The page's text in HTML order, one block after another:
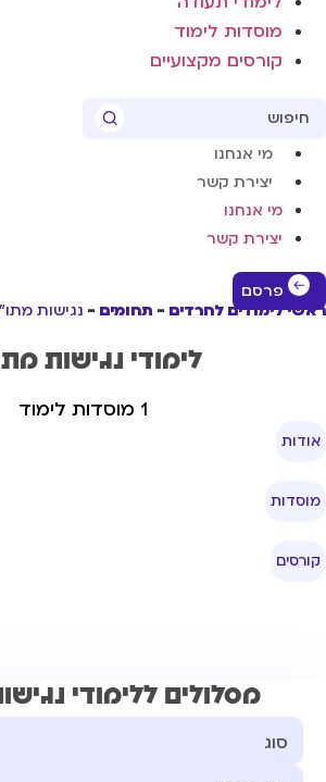
מוסדות לימוד
קורסים מקצועיים
מי אנחנו
יצירת קשר
מי אנחנו
יצירת קשר
פרסם
לימודים לחרדים
תחומים נגישות מתו"ס
לימודי נגישות
מסלולים ללימודי